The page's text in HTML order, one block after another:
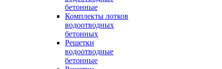
бетонные
Комплекты лотков
водоотводных
бетонных
Решетки
водоотводные
бетонные